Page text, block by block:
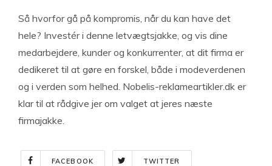
Så hvorfor gå på kompromis, når du kan have det
hele? Investér i denne letvægtsjakke, og vis dine
medarbejdere, kunder og konkurrenter, at dit firma er
dedikeret til at gøre en forskel, både i modeverdenen
og i verden som helhed. Nobelis-reklameartikler.dk er
klar til at rådgive jer om valget at jeres næste
firmajakke.
FACEBOOK TWITTER